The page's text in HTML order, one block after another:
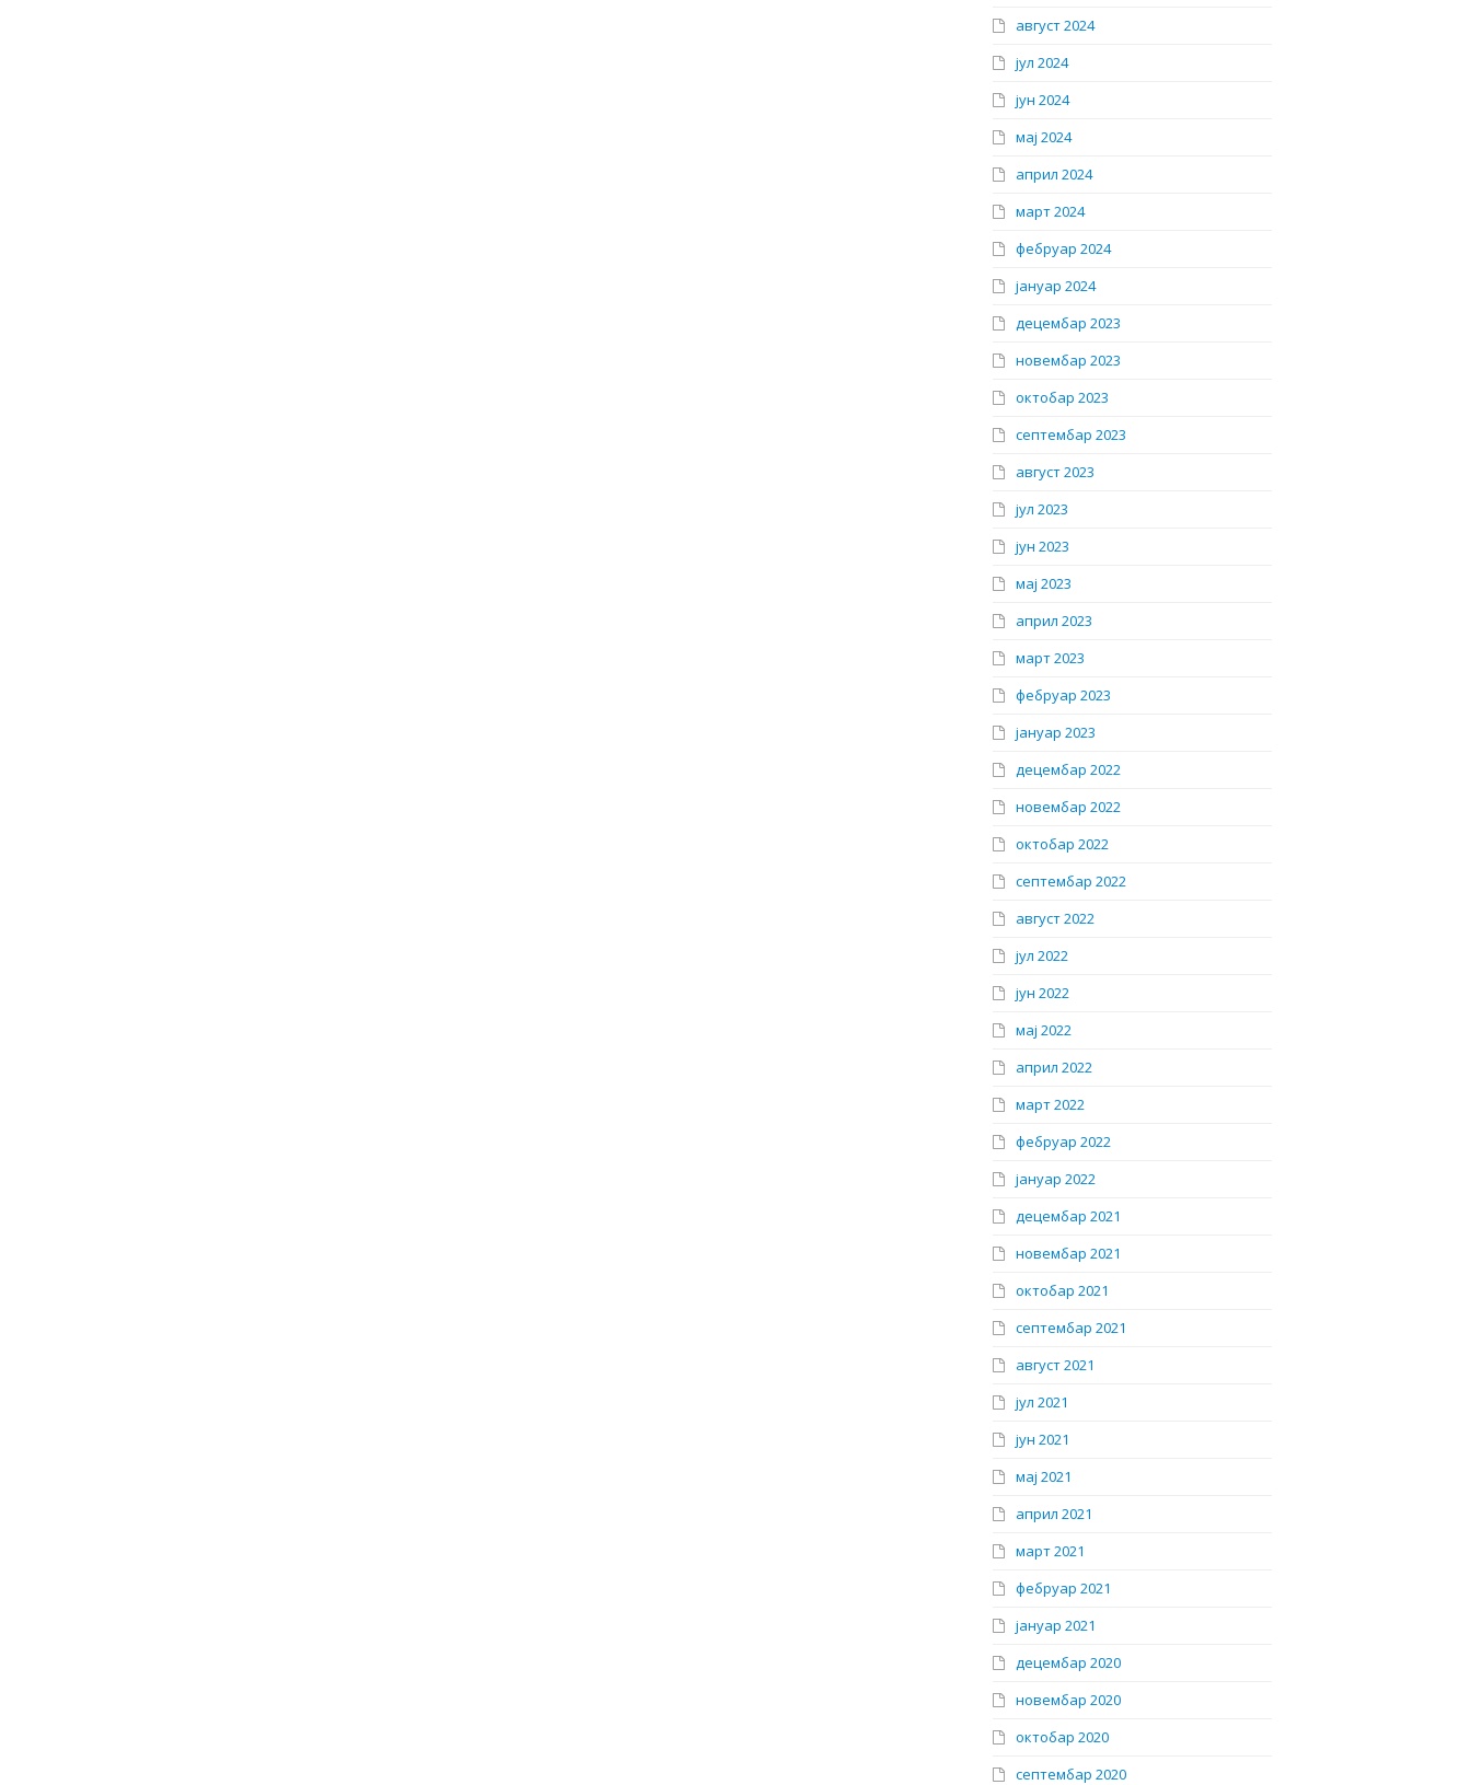
август 2024
јул 2024
јун 2024
мај 2024
април 2024
март 2024
фебруар 2024
јануар 2024
децембар 2023
новембар 2023
октобар 2023
септембар 2023
август 2023
јул 2023
јун 2023
мај 2023
април 2023
март 2023
фебруар 2023
јануар 2023
децембар 2022
новембар 2022
октобар 2022
септембар 2022
август 2022
јул 2022
јун 2022
мај 2022
април 2022
март 2022
фебруар 2022
јануар 2022
децембар 2021
новембар 2021
октобар 2021
септембар 2021
август 2021
јул 2021
јун 2021
мај 2021
април 2021
март 2021
фебруар 2021
јануар 2021
децембар 2020
новембар 2020
октобар 2020
септембар 2020